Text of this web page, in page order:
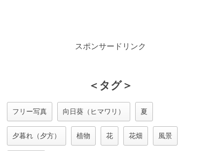
スポンサードリンク
＜タグ＞
フリー写真 向日葵（ヒマワリ） 夏
夕暮れ（夕方） 植物 花 花畑 風景